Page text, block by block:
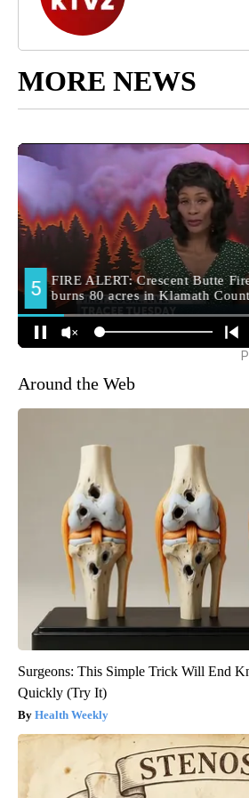
MORE NEWS
Around the Web
Surgeons: This Simple Trick Will End
Quickly (Try It)
Health Weekly